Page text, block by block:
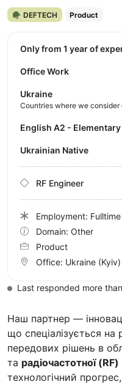
🪖 DEFTECH Product
Наш партнер —
що спеціалізується на
передових рішень в
та радіочастотної (RF)
технологічний
Only from 1 year of
Office Work
Ukraine
Countries where we consider
English A2 - Elementary
Ukrainian Native
RF Engineer
Employment: Fulltime
Domain: Other
Product
Office: Ukraine (Kyiv)
Last responded more